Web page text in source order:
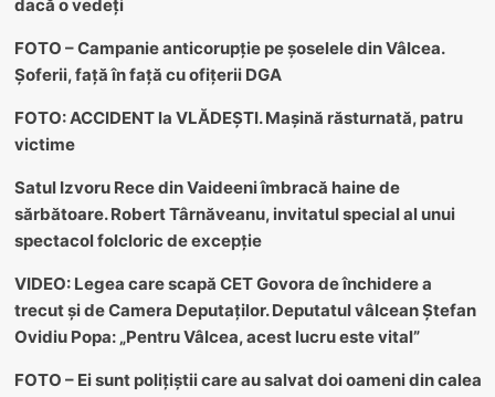
dacă o vedeți
FOTO – Campanie anticorupție pe șoselele din Vâlcea.
Șoferii, față în față cu ofițerii DGA
FOTO: ACCIDENT la VLĂDEȘTI. Mașină răsturnată, patru
victime
Satul Izvoru Rece din Vaideeni îmbracă haine de
sărbătoare. Robert Târnăveanu, invitatul special al unui
spectacol folcloric de excepție
VIDEO: Legea care scapă CET Govora de închidere a
trecut și de Camera Deputaților. Deputatul vâlcean Ștefan
Ovidiu Popa: „Pentru Vâlcea, acest lucru este vital”
FOTO – Ei sunt polițiștii care au salvat doi oameni din calea